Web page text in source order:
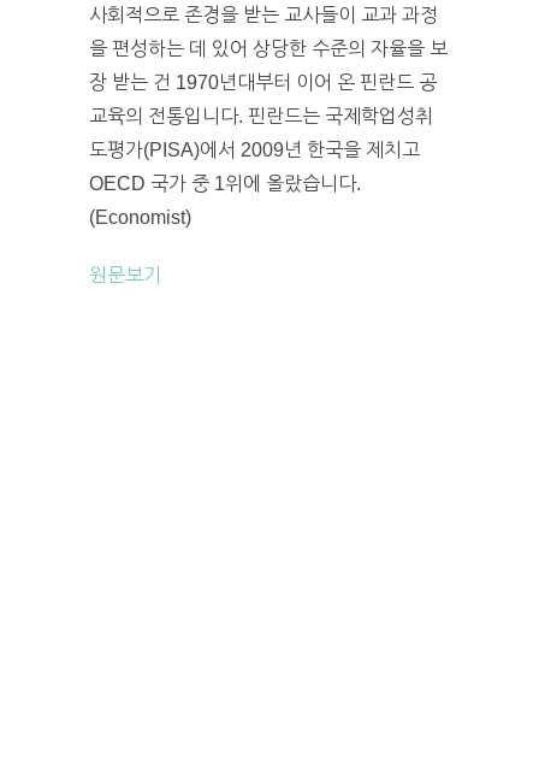
사회적으로 존경을 받는 교사들이 교과 과정
을 편성하는 데 있어 상당한 수준의 자율을 보
장 받는 건 1970년대부터 이어 온 핀란드 공
교육의 전통입니다. 핀란드는 국제학업성취
도평가(PISA)에서 2009년 한국을 제치고
OECD 국가 중 1위에 올랐습니다.
(Economist)
원문보기